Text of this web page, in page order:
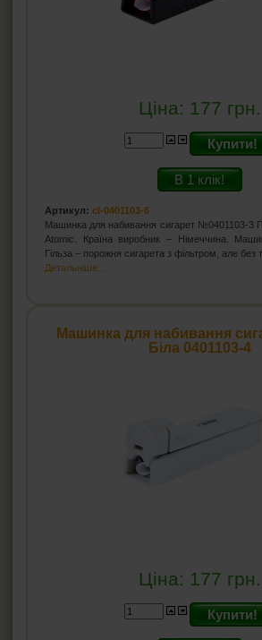
Ціна: 177 грн.
Купити!
В 1 клік!
Артикул: cl-0401103-6
Машинка для набивання сигарет №0401103-3
Atomic. Країна виробник – Німеччина.
Гільза – порожня сигарета з фільтром, але без
Детальніше...
Машинка для набивання
Біла 0401103-4
Ціна: 177 грн.
Купити!